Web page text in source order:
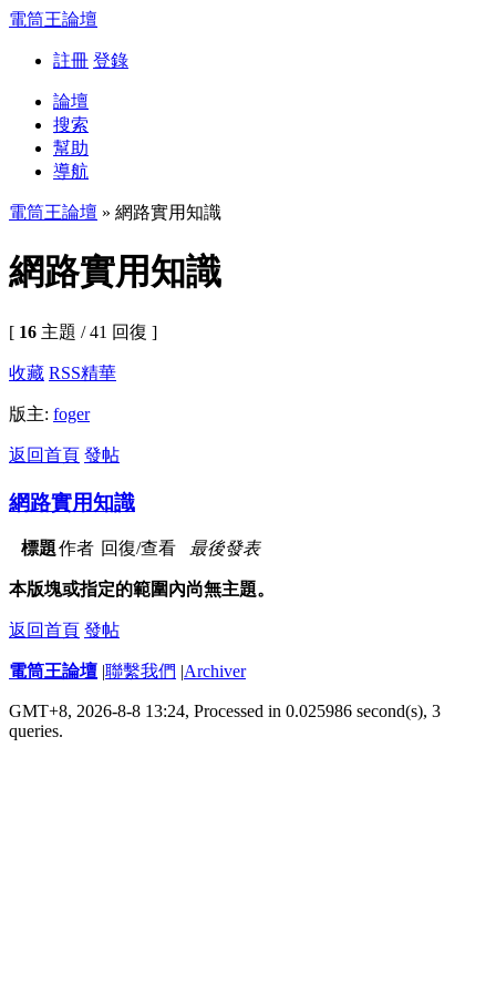
電筒王論壇
註冊 登錄
論壇
搜索
幫助
導航
電筒王論壇 » 網路實用知識
網路實用知識
[ 16 主題 / 41 回復 ]
收藏 RSS精華
版主: foger
返回首頁 發帖
網路實用知識
標題作者 回復/查看 最後發表
本版塊或指定的範圍內尚無主題。
返回首頁 發帖
電筒王論壇 |聯繫我們 |Archiver
GMT+8, 2026-8-8 13:24, Processed in 0.025986 second(s), 3
queries.